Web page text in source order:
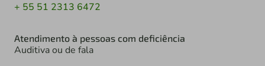
+ 55 51 2313 6472
Atendimento à pessoas com deficiência
Auditiva ou de fala